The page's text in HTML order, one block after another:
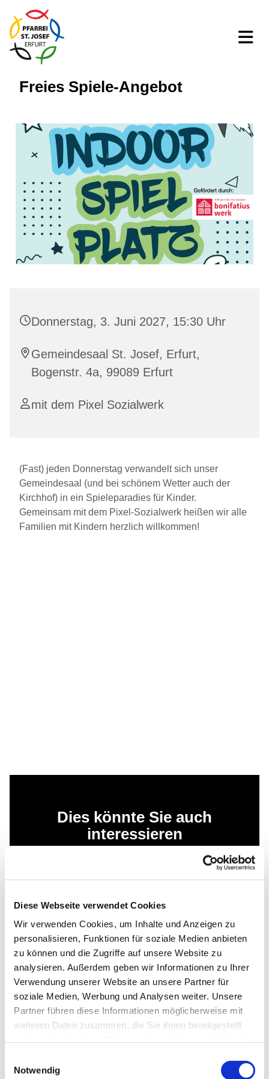
Diese Webseite verwendet Cookies
Wir verwenden Cookies, um Inhalte und Anzeigen zu
personalisieren, Funktionen für soziale Medien anbieten
zu können und die Zugriffe auf unsere Website zu
analysieren. Außerdem geben wir Informationen zu Ihrer
Verwendung unserer Website an unsere Partner für
soziale Medien, Werbung und Analysen weiter. Unsere
Partner führen diese Informationen möglicherweise mit
weiteren Daten zusammen, die Sie ihnen bereitgestellt
Notwendig
Freies Spiele-Angebot
Donnerstag, 3. Juni 2027, 15:30 Uhr
Gemeindesaal St. Josef, Erfurt,
Bogenstr. 4a, 99089 Erfurt
mit dem Pixel Sozialwerk
(Fast) jeden Donnerstag verwandelt sich unser
Gemeindesaal (und bei schönem Wetter auch der
Kirchhof) in ein Spieleparadies für Kinder.
Gemeinsam mit dem Pixel-Sozialwerk heißen wir alle
Familien mit Kindern herzlich willkommen!
Dies könnte Sie auch
interessieren